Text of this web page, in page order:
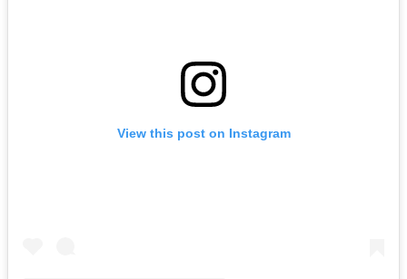
View this post on Instagram